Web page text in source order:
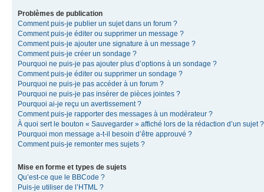
Problèmes de publication
Comment puis-je publier un sujet dans un forum ?
Comment puis-je éditer ou supprimer un message ?
Comment puis-je ajouter une signature à un message ?
Comment puis-je créer un sondage ?
Pourquoi ne puis-je pas ajouter plus d’options à un sondage ?
Comment puis-je éditer ou supprimer un sondage ?
Pourquoi ne puis-je pas accéder à un forum ?
Pourquoi ne puis-je pas insérer de pièces jointes ?
Pourquoi ai-je reçu un avertissement ?
Comment puis-je rapporter des messages à un modérateur ?
À quoi sert le bouton « Sauvegarder » affiché lors de la rédaction d’un sujet ?
Pourquoi mon message a-t-il besoin d’être approuvé ?
Comment puis-je remonter mes sujets ?
Mise en forme et types de sujets
Qu’est-ce que le BBCode ?
Puis-je utiliser de l’HTML ?